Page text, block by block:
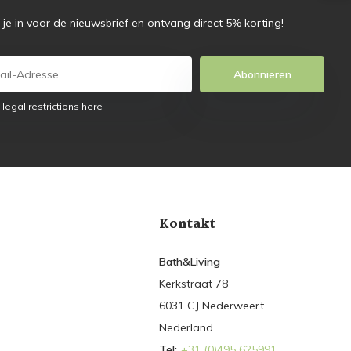
je in voor de nieuwsbrief en ontvang direct 5% korting!
Abonnieren
legal restrictions here
Kontakt
Bath&Living
Kerkstraat 78
6031 CJ Nederweert
Nederland